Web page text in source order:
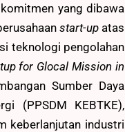
yang dibawa
start-up atas
teknologi pengolahan
for Glocal Mission in
Sumber Daya
(PPSDM KEBTKE),
keberlanjutan industri